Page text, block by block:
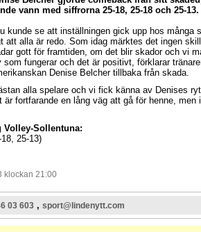
vann med siffrorna 25-18, 25-18 och 25-13.
kunde se att inställningen gick upp hos många
att alla är redo. Som idag märktes det ingen
gott för framtiden, om det blir skador och vi
fungerar och det är positivt, förklarar
Denise Belcher tillbaka från skada.
alla spelare och vi fick känna av Denises
fortfarande en lång väg att gå för henne, men
Volley-Sollentuna:
25-13)
klockan 21:00
03 603, sport@lindenytt.com